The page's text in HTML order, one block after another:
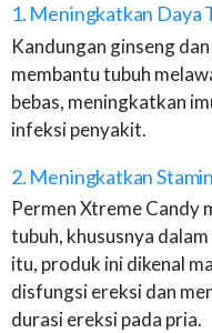
1. Meningkatkan Daya
Kandungan ginseng
membantu tubuh
bebas, meningkatkan
infeksi penyakit.
2. Meningkatkan
Permen Xtreme Candy
tubuh, khususnya
itu, produk ini dikenal
disfungsi ereksi dan
durasi ereksi pada pria.